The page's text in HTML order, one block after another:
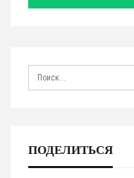
ПОДЕЛИТЬСЯ